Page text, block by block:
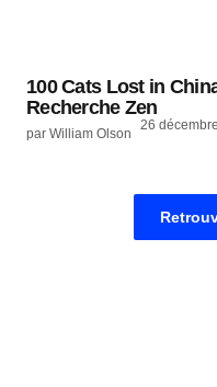
100 Cats Lost in
Recherche Zen
par William Olson
26